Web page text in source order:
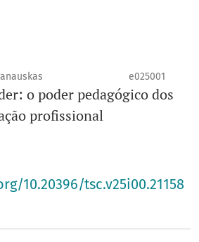
Soc. e Con.
Maria Cecília Calani Baranauskas
e025001
o poder pedagógico dos
profissional
10.20396/tsc.v25i00.21158